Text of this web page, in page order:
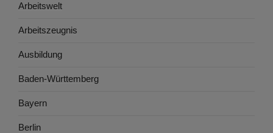
Arbeitswelt
Arbeitszeugnis
Ausbildung
Baden-Württemberg
Bayern
Berlin